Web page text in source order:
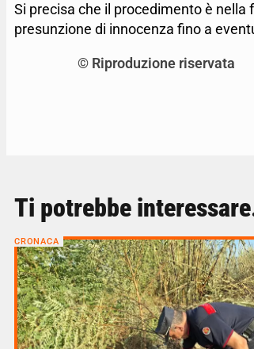
Si precisa che il procedimento è nella
presunzione di innocenza fino a
© Riproduzione riservata
Ti potrebbe
CRONACA